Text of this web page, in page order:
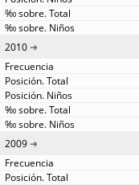
2010
2009